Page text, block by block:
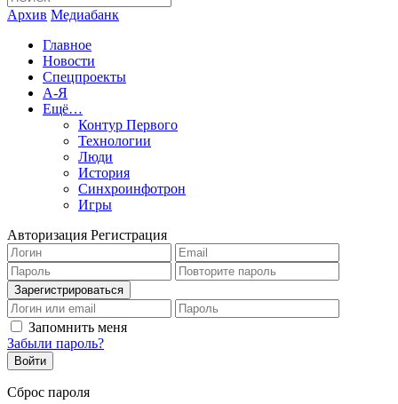
Архив Медиабанк
Главное
Новости
Спецпроекты
А-Я
Ещё…
Контур Первого
Технологии
Люди
История
Синхроинфотрон
Игры
Авторизация Регистрация
Запомнить меня
Забыли пароль?
Сброс пароля